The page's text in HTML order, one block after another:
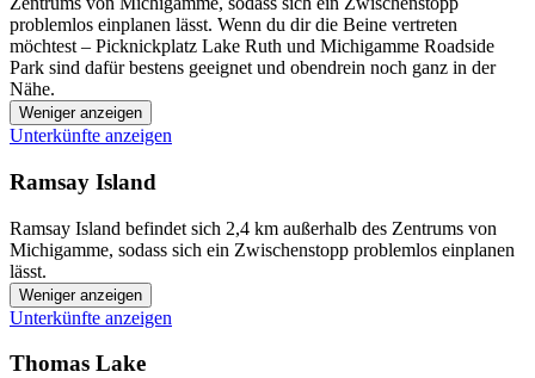
problemlos einplanen lässt. Wenn du dir die Beine vertreten
möchtest – Picknickplatz Lake Ruth und Michigamme Roadside
Park sind dafür bestens geeignet und obendrein noch ganz in der
Nähe.
Weniger anzeigen
Unterkünfte anzeigen
Ramsay Island
Ramsay Island befindet sich 2,4 km außerhalb des Zentrums von
Michigamme, sodass sich ein Zwischenstopp problemlos einplanen
lässt.
Weniger anzeigen
Unterkünfte anzeigen
Thomas Lake